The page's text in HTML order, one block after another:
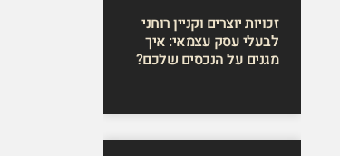
זכויות יוצרים וקניין רוחני
לבעלי עסק עצמאי: איך
מגנים על הנכסים שלכם?